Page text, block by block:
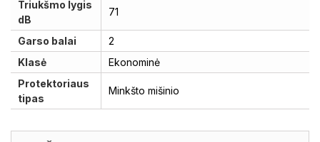
Triukšmo lygis
dB
71
Garso balai
2
Klasė
Ekonominė
Protektoriaus
tipas
Minkšto mišinio